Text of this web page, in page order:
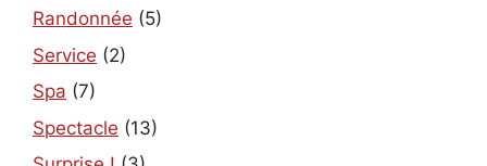
Randonnée (5)
Service (2)
Spa (7)
Spectacle (13)